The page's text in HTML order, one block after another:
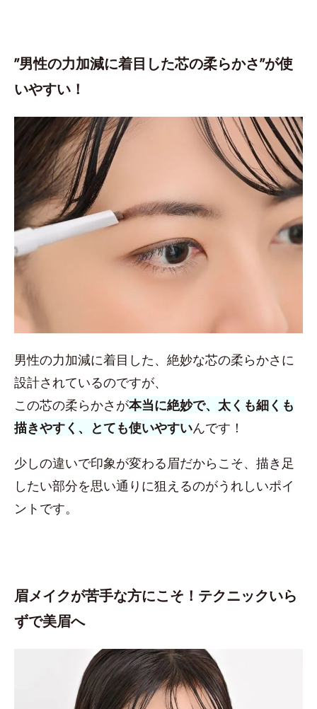
”男性の力加減に着目した芯の柔らかさ”が使
いやすい！
男性の力加減に着目した、絶妙な芯の柔らかさに
設計されているのですが、
この芯の柔らかさが本当に絶妙で、太くも細くも
描きやすく、とても使いやすいんです！
少しの違いで印象が変わる眉だからこそ、描き足
したい部分を思い通りに狙えるのがうれしいポイ
ントです。
眉メイクが苦手な方にこそ！テクニックいら
ずで美眉へ